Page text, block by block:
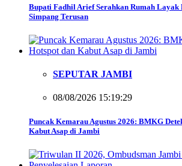
Bupati Fadhil Arief Serahkan Rumah Layak
Simpang Terusan
SEPUTAR JAMBI
08/08/2026 15:19:29
Puncak Kemarau Agustus 2026: BMKG
Kabut Asap di Jambi